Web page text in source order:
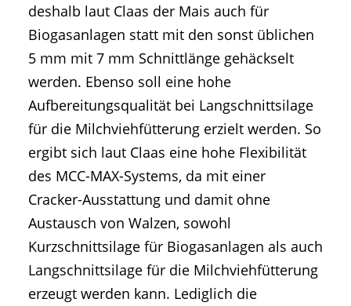
deshalb laut Claas der Mais auch für
Biogasanlagen statt mit den sonst üblichen
5 mm mit 7 mm Schnittlänge gehäckselt
werden. Ebenso soll eine hohe
Aufbereitungsqualität bei Langschnittsilage
für die Milchviehfütterung erzielt werden. So
ergibt sich laut Claas eine hohe Flexibilität
des MCC-MAX-Systems, da mit einer
Cracker-Ausstattung und damit ohne
Austausch von Walzen, sowohl
Kurzschnittsilage für Biogasanlagen als auch
Langschnittsilage für die Milchviehfütterung
erzeugt werden kann. Lediglich die